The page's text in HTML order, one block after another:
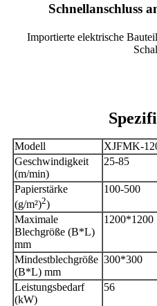
Schnellanschluss
Importierte elektrische
Modell XJFMK-
Geschwindigkeit
(m/min)
25-85
Papierstärke
(g/m²)2)
100-500
Maximale
Blechgröße (B*L)
mm
1200*1200
Mindestblechgröße
(B*L) mm
300*300
Leistungsbedarf
(kW)
56